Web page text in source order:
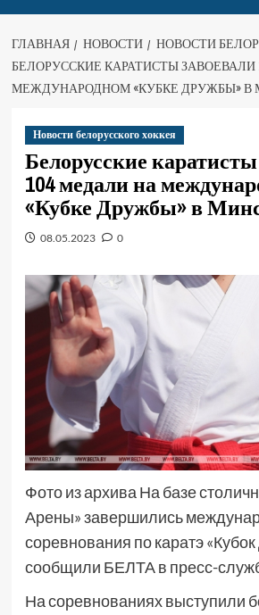
ГЛАВНАЯ НОВОСТИ
НОВОСТИ
БЕЛОРУССКИЕ КАРАТИСТЫ ЗАВОЕВАЛИ
МЕЖДУНАРОДНОМ «КУБКЕ ДРУЖБЫ» В
Новости белорусского хоккея
Белорусские
104 медали на
«Кубке Дружбы» в
08.05.2023 0
Фото из архива На базе
Арены» завершились
соревнования по каратэ
сообщили БЕЛТА в пресс-
На соревнованиях выступили